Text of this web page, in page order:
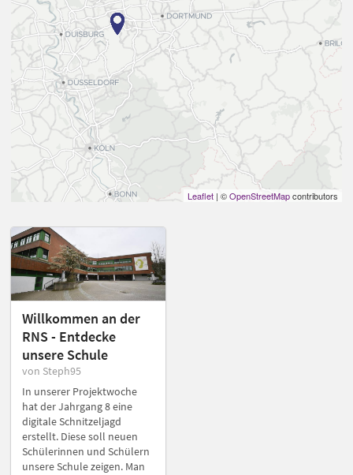
Leaflet | ©OpenStreetMapcontributors
Willkommen an der
RNS - Entdecke
unsere Schule
von Steph95
In unserer Projektwoche
hat der Jahrgang 8 eine
digitale Schnitzeljagd
erstellt. Diese soll neuen
Schülerinnen und Schülern
unsere Schule zeigen. Man